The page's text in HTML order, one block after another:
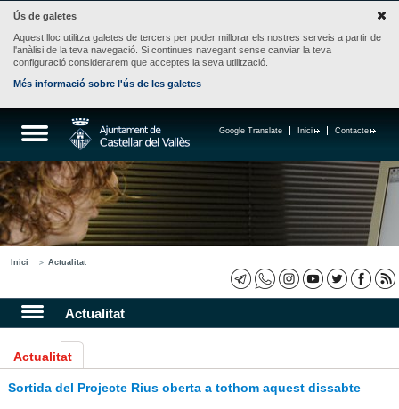
Ús de galetes
Aquest lloc utilitza galetes de tercers per poder millorar els nostres serveis a partir de
l'anàlisi de la teva navegació. Si continues navegant sense canviar la teva
configuració considerarem que acceptes la seva utilització.
Més informació sobre l'ús de les galetes
Contacte
Inici
Google Translate
Inici Actualitat
Actualitat
Actualitat
Sortida del Projecte Rius oberta a tothom aquest dissabte